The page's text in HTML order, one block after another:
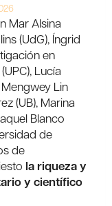
Mar Alsina
(UdG), Íngrid
en
Lucía
Mengwey Lin
(UB), Marina
Blanco
de
de
la riqueza y
y científico